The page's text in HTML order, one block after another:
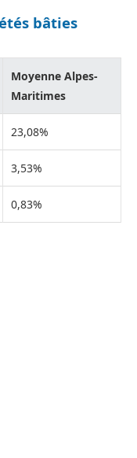
bâties
Moyenne Alpes-
Maritimes
23,08%
3,53%
0,83%